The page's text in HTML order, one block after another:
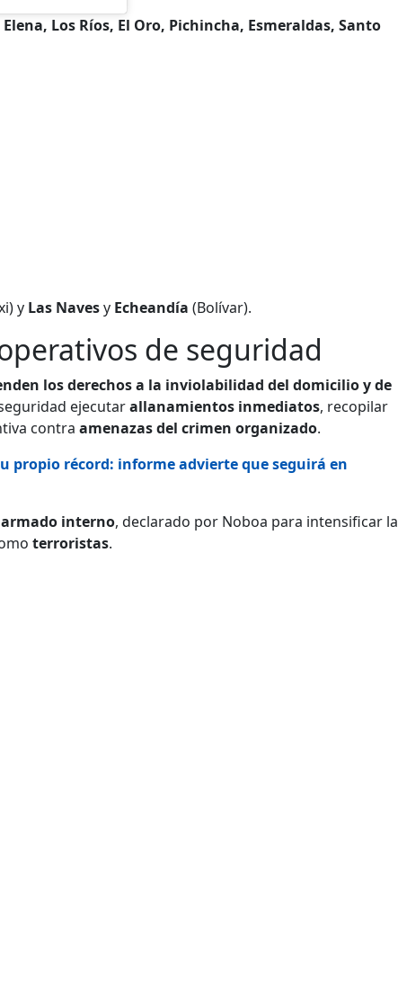
Los Ríos, El Oro, Pichincha, Esmeraldas, Santo
y Las Navesy Echeandía (Bolívar).
de seguridad
los derechos a la inviolabilidad del domicilio y de
ejecutarallanamientos inmediatos, recopilar
contra amenazas del crimen organizado.
propio récord: informe advierte que seguirá en
interno, declarado por Noboa para intensificar la
terroristas.